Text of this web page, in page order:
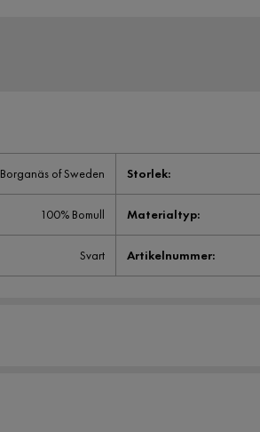
Borganäs of Sweden Storlek:
100% Bomull Materialtyp:
Svart Artikelnummer: